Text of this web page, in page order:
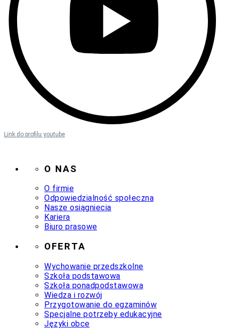
Link do profilu youtube
O NAS
O firmie
Odpowiedzialność społeczna
Nasze osiągniecia
Kariera
Biuro prasowe
OFERTA
Wychowanie przedszkolne
Szkoła podstawowa
Szkoła ponadpodstawowa
Wiedza i rozwój
Przygotowanie do egzaminów
Specjalne potrzeby edukacyjne
Języki obce